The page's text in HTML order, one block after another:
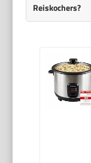
Reiskochers?